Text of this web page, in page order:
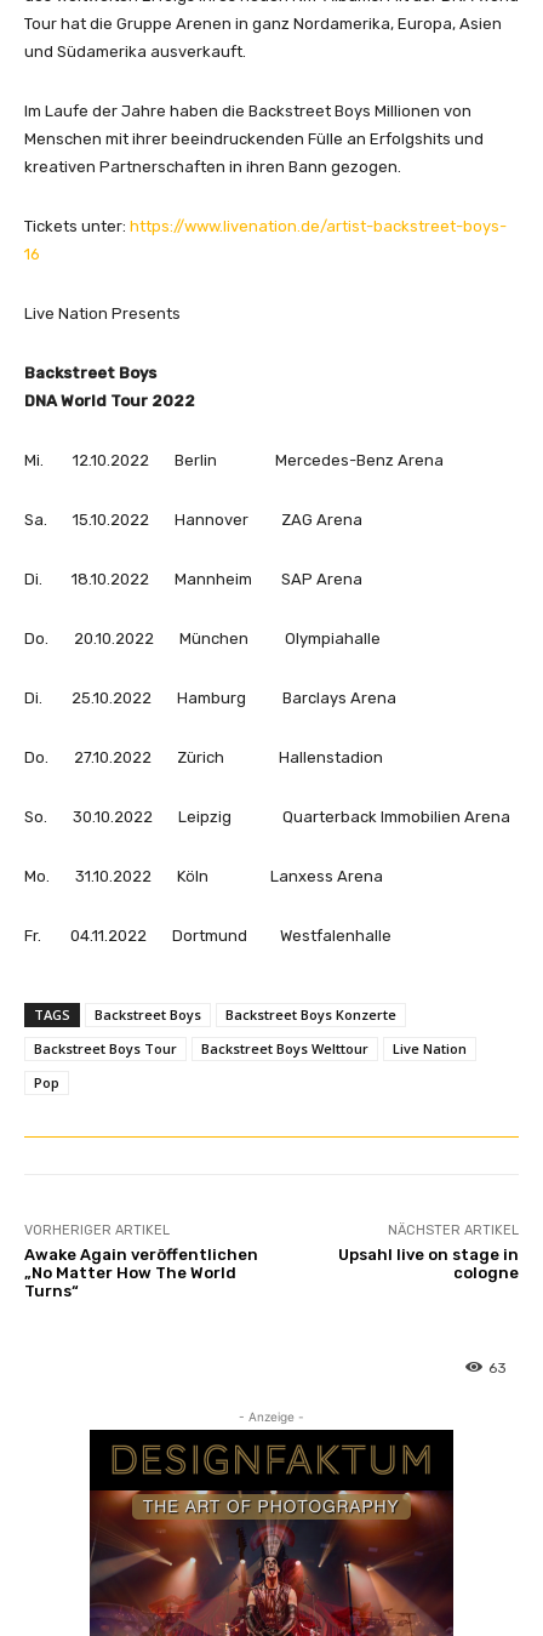
o
“
v
o
Y
o
T
b
e
e
Tour hat die Gruppe Arenen in ganz Nordamerika, Europa, Asien
und Südamerika ausverkauft.
Im Laufe der Jahre haben die Backstreet Boys Millionen von
Menschen mit ihrer beeindruckenden Fülle an Erfolgshits und
kreativen Partnerschaften in ihren Bann gezogen.
Tickets unter: https://www.livenation.de/artist-backstreet-boys-
16
Live Nation Presents
Backstreet Boys
DNA World Tour 2022
Mi. 12.10.2022 Berlin Mercedes-Benz Arena
Sa. 15.10.2022 Hannover ZAG Arena
Di. 18.10.2022 Mannheim SAP Arena
Do. 20.10.2022 München Olympiahalle
Di. 25.10.2022 Hamburg Barclays Arena
Do. 27.10.2022 Zürich Hallenstadion
So. 30.10.2022 Leipzig Quarterback Immobilien Arena
Mo. 31.10.2022 Köln Lanxess Arena
Fr. 04.11.2022 Dortmund Westfalenhalle
TAGS Backstreet Boys
Backstreet Boys Konzerte
Backstreet Boys Tour
Backstreet Boys Welttour
Live Nation
Pop
VORHERIGER ARTIKEL
Awake Again veröffentlichen
„No Matter How The World
Turns“
NÄCHSTER ARTIKEL
Upsahl live on stage in
cologne
63
- Anzeige -